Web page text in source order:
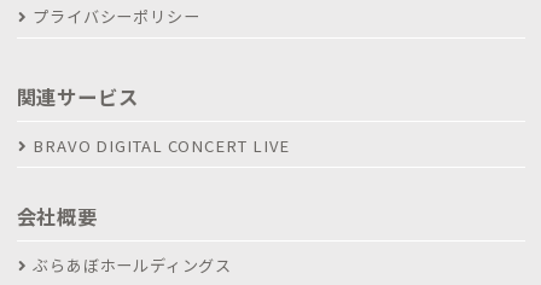
プライバシーポリシー
関連サービス
BRAVO DIGITAL CONCERT LIVE
会社概要
ぶらあぼホールディングス